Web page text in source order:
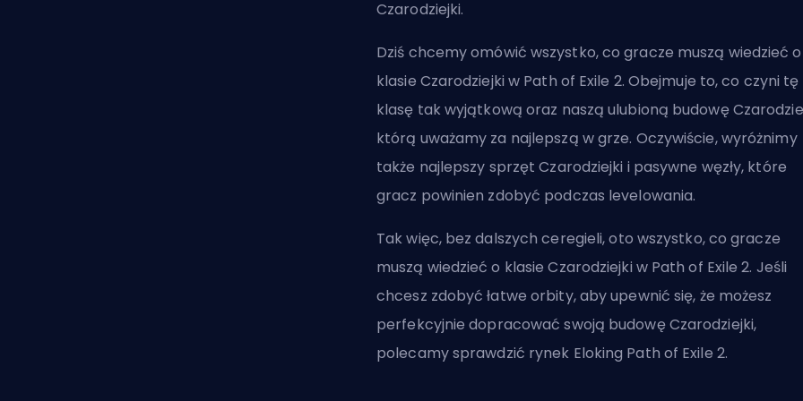
Czarodziejki.
Dziś chcemy omówić wszystko, co gracze muszą wiedzieć o
klasie Czarodziejki w Path of Exile 2. Obejmuje to, co czyni tę
klasę tak wyjątkową oraz naszą ulubioną budowę
którą uważamy za najlepszą w grze. Oczywiście, wyróżnimy
także najlepszy sprzęt Czarodziejki i pasywne węzły, które
gracz powinien zdobyć podczas levelowania.
Tak więc, bez dalszych ceregieli, oto wszystko, co gracze
muszą wiedzieć o klasie Czarodziejki w Path of Exile 2. Jeśli
chcesz zdobyć łatwe orbity, aby upewnić się, że możesz
perfekcyjnie dopracować swoją budowę Czarodziejki,
polecamy sprawdzić rynek Eloking Path of Exile 2.